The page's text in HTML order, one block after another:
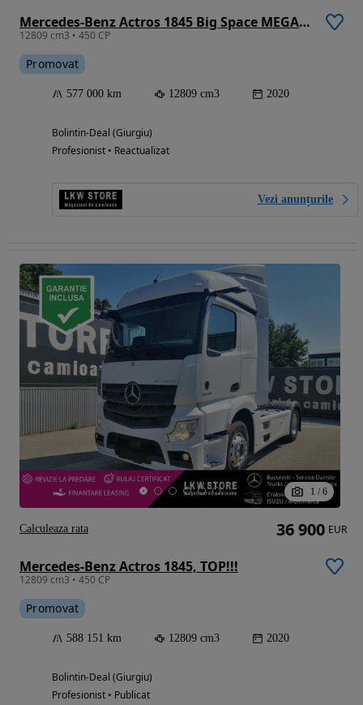
Mercedes-Benz Actros 1845 Big Space MEGA, TOP!!!
12809 cm3 • 450 CP
Promovat
577 000 km 12809 cm3 2020
Bolintin-Deal (Giurgiu)
Profesionist • Reactualizat
Vezi anunțurile
1 / 6
Mercedes-Benz Actros 1845, TOP!!!
12809 cm3 • 450 CP
Promovat
588 151 km 12809 cm3 2020
Bolintin-Deal (Giurgiu)
Profesionist • Publicat
36 900 EUR
Calculeaza rata